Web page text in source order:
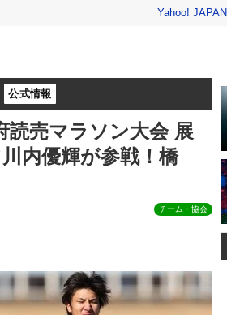
Yahoo! JAPAN
公式情報
読売マラソン大会 展
内優輝が参戦！橋
チーム・協会